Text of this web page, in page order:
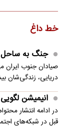
خط داغ
جنگ به ساحل
صیادان جنوب ایران
دریایی، زندگی‌شان
انیمیشن
در ادامه انتشار
قبل در شبکه‌های